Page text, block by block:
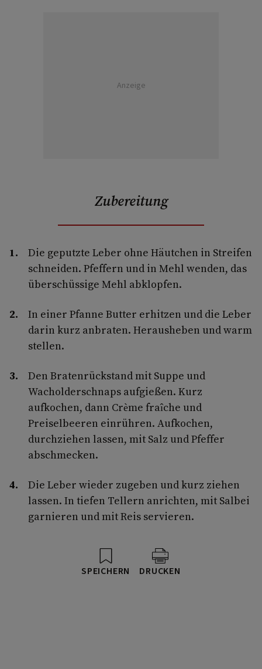
Anzeige
Zubereitung
Die geputzte Leber ohne Häutchen in Streifen
schneiden. Pfeffern und in Mehl wenden, das
überschüssige Mehl abklopfen.
In einer Pfanne Butter erhitzen und die Leber
darin kurz anbraten. Herausheben und warm
stellen.
Den Bratenrückstand mit Suppe und
Wacholderschnaps aufgießen. Kurz
aufkochen, dann Crème fraîche und
Preiselbeeren einrühren. Aufkochen,
durchziehen lassen, mit Salz und Pfeffer
abschmecken.
Die Leber wieder zugeben und kurz ziehen
lassen. In tiefen Tellern anrichten, mit Salbei
garnieren und mit Reis servieren.
SPEICHERN DRUCKEN